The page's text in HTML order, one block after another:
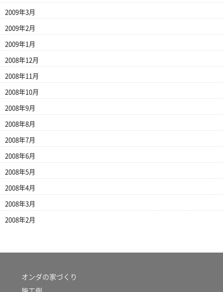
2009年3月
2009年2月
2009年1月
2008年12月
2008年11月
2008年10月
2008年9月
2008年8月
2008年7月
2008年6月
2008年5月
2008年4月
2008年3月
2008年2月
オンダの家づくり